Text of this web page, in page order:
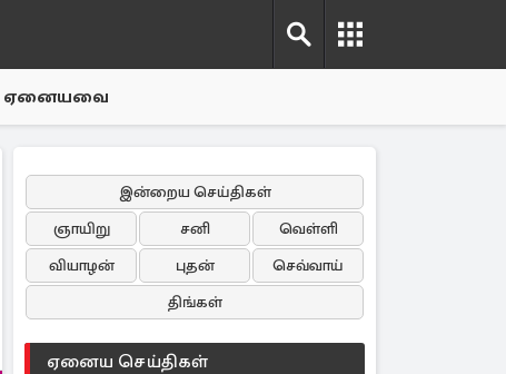
ஏனையவை
இன்றைய செய்திகள்
ஞாயிறு
சனி
வெள்ளி
வியாழன்
புதன்
செவ்வாய்
திங்கள்
ஏனைய செய்திகள்